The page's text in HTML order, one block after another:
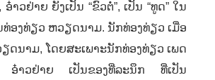
, ອ໋າວຢ່າຍ ຍັງເປັນ “ຂົວຕໍ່”, ເປັນ “ທູດ” ໃນ
ທ່ອງທ່ຽວ ຫວຽດນາມ. ນັກທ່ອງທ່ຽວ ເມື່ອ
ຽດນາມ, ໂດຍສະເພາະນັກທ່ອງທ່ຽວ ເພດ
ອ໋າວຢ່າຍ ເປັນຂອງທີ່ລະນຶກ ທີ່ເປັນ